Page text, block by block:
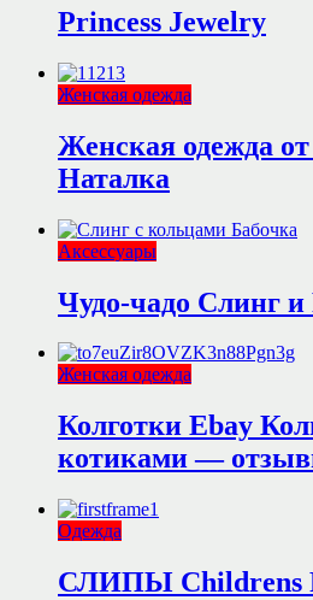
Princess Jewelry
Женская одежда
Женская одежда
Наталка
Аксессуары
Чудо-чадо Слинг
Женская одежда
Колготки Ebay
котиками —
Одежда
СЛИПЫ Childrens